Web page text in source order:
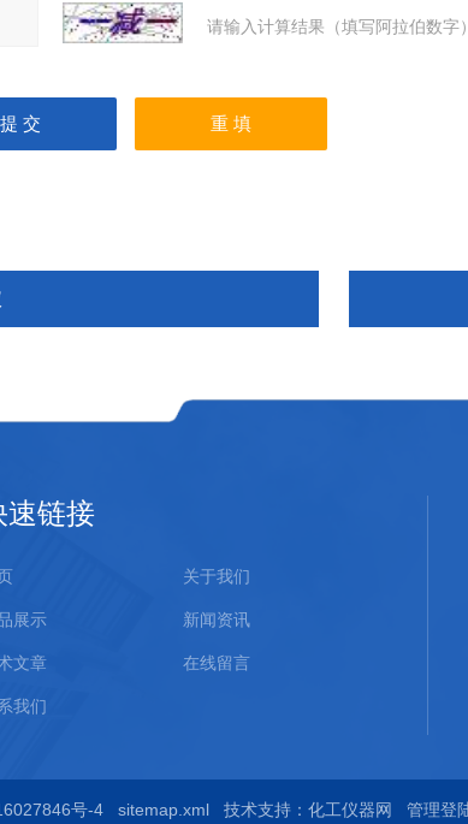
请输入计算结果（填写阿拉伯数字
速链接
关于我们
展示 新闻资讯
文章 在线留言
我们
号-4 sitemap.xml 技术支持： 化工仪器网 管理登